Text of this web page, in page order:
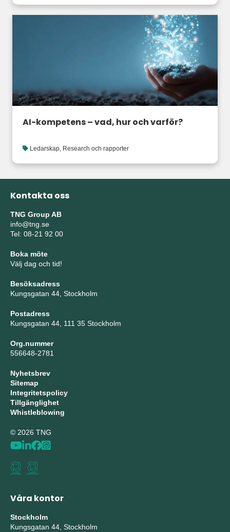
AI-kompetens – vad, hur och varför?
Ledarskap, Research och rapporter
Kontakta oss
TNG Group AB
info@tng.se
Tel: 08-21 92 00
Boka möte
Välj dag och tid!
Besöksadress
Kungsgatan 44, Stockholm
Postadress
Kungsgatan 44, 111 35 Stockholm
Org.nummer
556648-2781
Nyhetsbrev
Sitemap
Integritetspolicy
Tillgänglighet
Whistleblowing
© 2026 TNG
Våra kontor
Stockholm
Kungsgatan 44, Stockholm